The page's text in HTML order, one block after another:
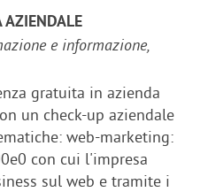
AZIENDALE
e informazione,
gratuita in azienda
un check-up aziendale
web-marketing:
con cui l'impresa
sul web e tramite i